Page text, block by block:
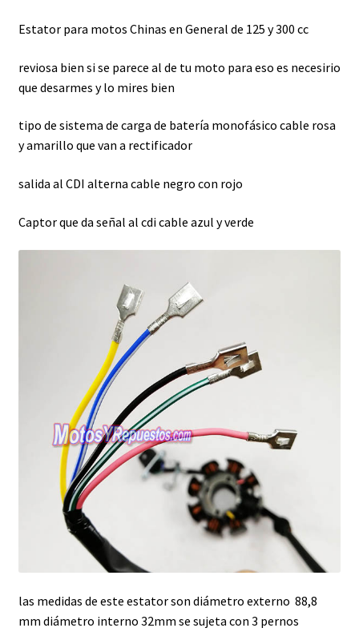
Estator para motos Chinas en General de 125 y 300 cc
reviosa bien si se parece al de tu moto para eso es necesirio
que desarmes y lo mires bien
tipo de sistema de carga de batería monofásico cable rosa
y amarillo que van a rectificador
salida al CDI alterna cable negro con rojo
Captor que da señal al cdi cable azul y verde
las medidas de este estator son diámetro externo 88,8
mm diámetro interno 32mm se sujeta con 3 pernos